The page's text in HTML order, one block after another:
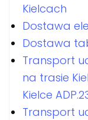
Kielcach
Dostawa
Dostawa
Transport
na trasie
Kielce
Transport